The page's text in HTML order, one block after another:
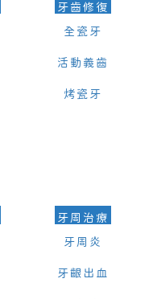
牙齒修復
全瓷牙
活動義齒
烤瓷牙
牙周治療
牙周炎
牙齦出血